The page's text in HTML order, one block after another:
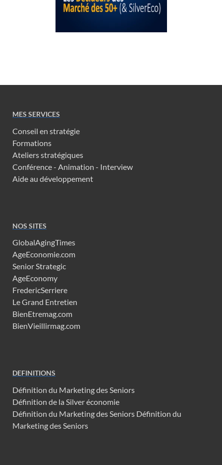
MES SERVICES
Conseil en stratégie
Formations
Ateliers stratégiques
Conférence - Animation - Interview
Aide au développement
NOS SITES
GlobalAgingTimes
AgeEconomie.com
Senior Strategic
AgeEconomy
FredericSerriere
Le Grand Entretien
BienEtremag.com
BienVieillirmag.com
DEFINITIONS
Définition du Marketing des Seniors
Définition de la Silver économie
Définition du Marketing des Seniors Définition du
Marketing des Seniors